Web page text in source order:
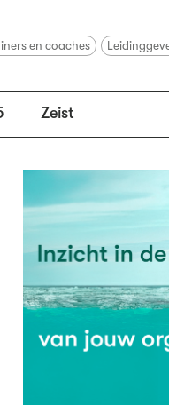
en coaches
Zeist